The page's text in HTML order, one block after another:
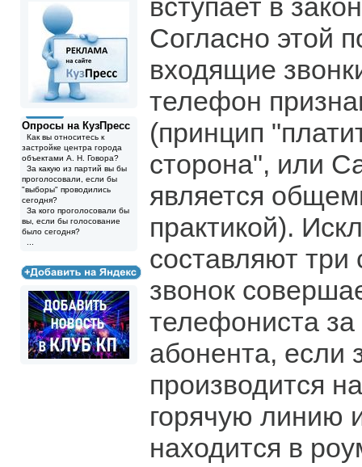
Опросы на КузПресс
Как вы относитесь к
застройке центра города
объектами А. Н. Говора?
За какую из партий вы бы
проголосовали, если бы
"выборы" проводились
сегодня?
За кого проголосовали бы
вы, если бы голосование
было сегодня?
вступает в
Согласно этой
входящие
телефон
(принцип
сторона", или
является
практикой).
составляют три
звонок
телефониста
абонента, если
производится
горячую линию
находится в